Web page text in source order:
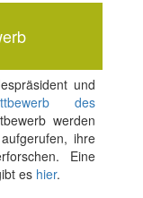
und
des
werden
ihre
Eine
es hier.